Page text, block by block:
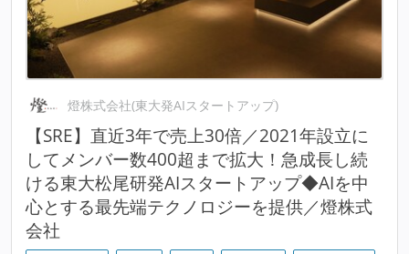
燈株式会社(東大発AIスタートアップ)
【SRE】直近3年で売上30倍／2021年設立に
してメンバー数400超まで拡大！急成長し続
ける東大松尾研発AIスタートアップ◆AIを中
心とする最先端テクノロジーを提供／燈株式
会社